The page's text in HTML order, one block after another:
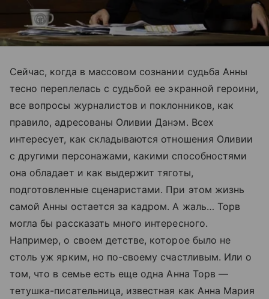
Сейчас, когда в массовом сознании судьба Анны
тесно переплелась с судьбой ее экранной героини,
все вопросы журналистов и поклонников, как
правило, адресованы Оливии Данэм. Всех
интересует, как складываются отношения Оливии
с другими персонажами, какими способностями
она обладает и как выдержит тяготы,
подготовленные сценаристами. При этом жизнь
самой Анны остается за кадром. А жаль… Торв
могла бы рассказать много интересного.
Например, о своем детстве, которое было не
столь уж ярким, но по-своему счастливым. Или о
том, что в семье есть еще одна Анна Торв —
тетушка-писательница, известная как Анна Мария